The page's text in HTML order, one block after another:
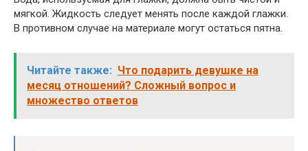
мягкой. Жидкость следует менять после каждой глажки.
В противном случае на материале могут остаться пятна.
Читайте также: Что подарить девушке на
месяц отношений? Сложный вопрос и
множество ответов